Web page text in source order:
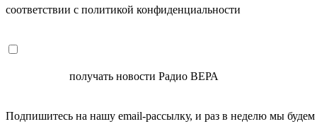
соответствии с политикой конфиденциальности
получать новости Радио ВЕРА
Подпишитесь на нашу email-рассылку, и раз в неделю мы будем